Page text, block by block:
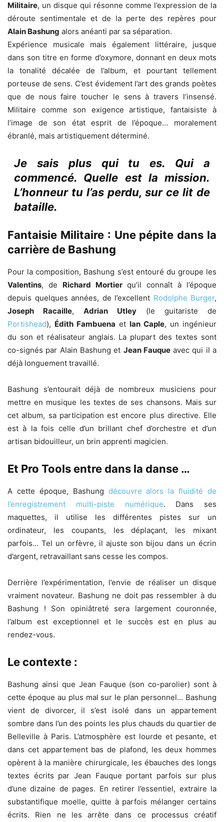
Militaire, un disque qui résonne comme l’expression de la
déroute sentimentale et de la perte des repères pour
Alain Bashung alors anéanti par sa séparation.
Expérience musicale mais également littéraire, jusque
dans son titre en forme d’oxymore, donnant en deux mots
la tonalité décalée de l’album, et pourtant tellement
porteuse de sens. C’est évidement l’art des grands poètes
que de nous faire toucher le sens à travers l’insensé.
Militaire comme son exigence artistique, fantaisiste à
l’image de son état esprit de l’époque… moralement
ébranlé, mais artistiquement déterminé.
Je sais plus qui tu es. Qui a
commencé. Quelle est la mission.
L’honneur tu l’as perdu, sur ce lit de
bataille.
Fantaisie Militaire : Une pépite dans la
carrière de Bashung
Pour la composition, Bashung s’est entouré du groupe les
Valentins, de Richard Mortierqu’il connaît à l’époque
depuis quelques années, de l’excellent Rodolphe Burger,
Joseph Racaille, Adrian Utley (le guitariste de
Portishead), Édith Fambuena et Ian Caple, un ingénieur
du son et réalisateur anglais. La plupart des textes sont
co-signés par Alain Bashung et Jean Fauqueavec qui il a
déjà longuement travaillé.
Bashung s’entourait déjà de nombreux musiciens pour
mettre en musique les textes de ses chansons. Mais sur
cet album, sa participation est encore plus directive. Elle
est à la fois celle d’un brillant chef d’orchestre et d’un
artisan bidouilleur, un brin apprenti magicien.
Et Pro Tools entre dans la danse …
A cette époque, Bashung découvre alors la fluidité de
l’enregistrement multi-piste numérique. Dans ses
maquettes, il utilise les différentes pistes sur un
ordinateur, les coupants, les déplaçant, les mixant
parfois… Tel un orfèvre, il ajuste son bijou dans un écrin
d’argent, retravaillant sans cesse les compos.
Derrière l’expérimentation, l’envie de réaliser un disque
vraiment novateur. Bashung ne doit pas ressembler à du
Bashung ! Son opiniâtreté sera largement couronnée,
l’album est exceptionnel et le succès est en plus au
rendez-vous.
Le contexte :
Bashung ainsi que Jean Fauque (son co-parolier) sont à
cette époque au plus mal sur le plan personnel… Bashung
vient de divorcer, il s’est isolé dans un appartement
sombre dans l’un des points les plus chauds du quartier de
Belleville à Paris. L’atmosphère est lourde et pesante, et
dans cet appartement bas de plafond, les deux hommes
opèrent à la manière chirurgicale, les ébauches des longs
textes écrits par Jean Fauque portant parfois sur plus
d’une dizaine de pages. En retirer l’essentiel, extraire la
substantifique moelle, quitte à parfois mélanger certains
écrits. Rien ne les arrête dans ce processus créatif